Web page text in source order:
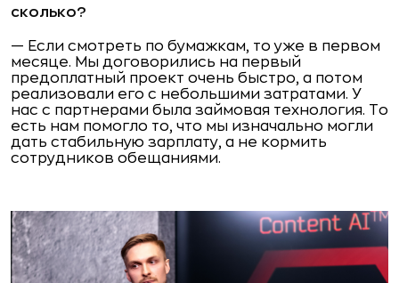
сколько?
— Если смотреть по бумажкам, то уже в первом
месяце. Мы договорились на первый
предоплатный проект очень быстро, а потом
реализовали его с небольшими затратами. У
нас с партнерами была займовая технология. То
есть нам помогло то, что мы изначально могли
дать стабильную зарплату, а не кормить
сотрудников обещаниями.